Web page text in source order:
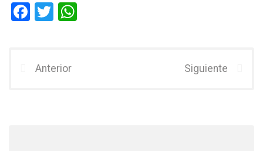
F
b
T
er
Anterior Siguiente